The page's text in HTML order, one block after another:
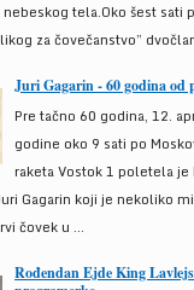
tela.Oko šest sati
za čovečanstvo”
Juri Gagarin - 60 godina od
Pre tačno 60 godina, 12.
godine oko 9 sati po
raketa Vostok 1 poletela je
Gagarin koji je nekoliko
čovek u ...
Rođendan Ejde King